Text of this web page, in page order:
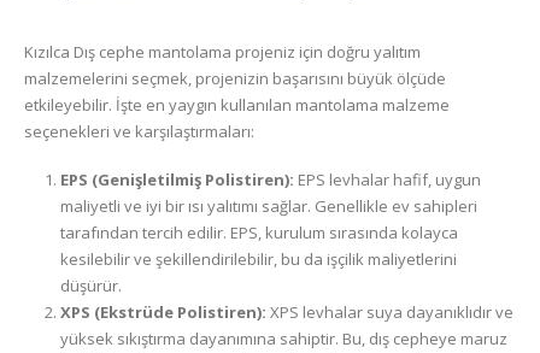
Kızılca Dış cephe mantolama projeniz için doğru yalıtım
malzemelerini seçmek, projenizin başarısını büyük ölçüde
etkileyebilir. İşte en yaygın kullanılan mantolama malzeme
seçenekleri ve karşılaştırmaları:
EPS (Genişletilmiş Polistiren): EPS levhalar hafif, uygun
maliyetli ve iyi bir ısı yalıtımı sağlar. Genellikle ev sahipleri
tarafından tercih edilir. EPS, kurulum sırasında kolayca
kesilebilir ve şekillendirilebilir, bu da işçilik maliyetlerini
düşürür.
XPS (Ekstrüde Polistiren): XPS levhalar suya dayanıklıdır ve
yüksek sıkıştırma dayanımına sahiptir. Bu, dış cepheye maruz